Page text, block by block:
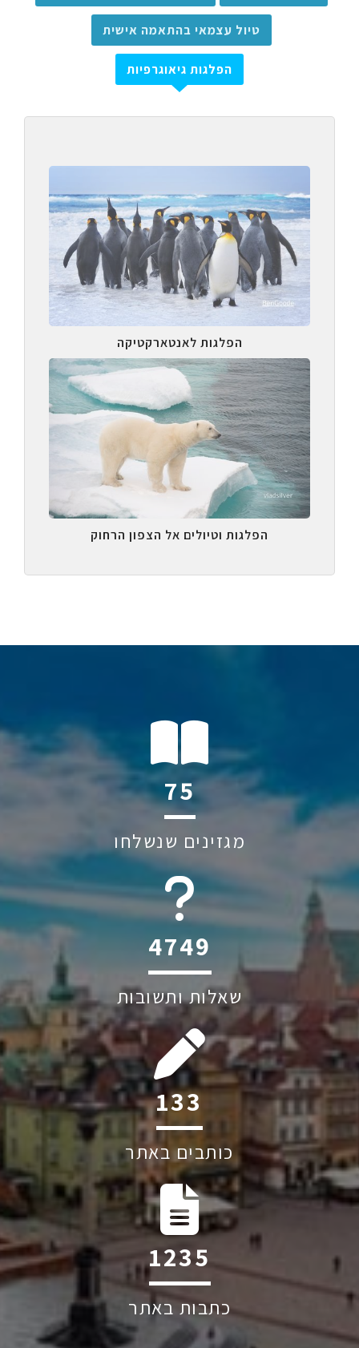
טיול עצמאי בהתאמה אישית
הפלגות גיאוגרפיות
הפלגות לאנטארקטיקה
הפלגות וטיולים אל הצפון הרחוק
113
מגזינים שנשלחו
6045
שאלות ותשובות
198
כותבים באתר
1841
כתבות באתר